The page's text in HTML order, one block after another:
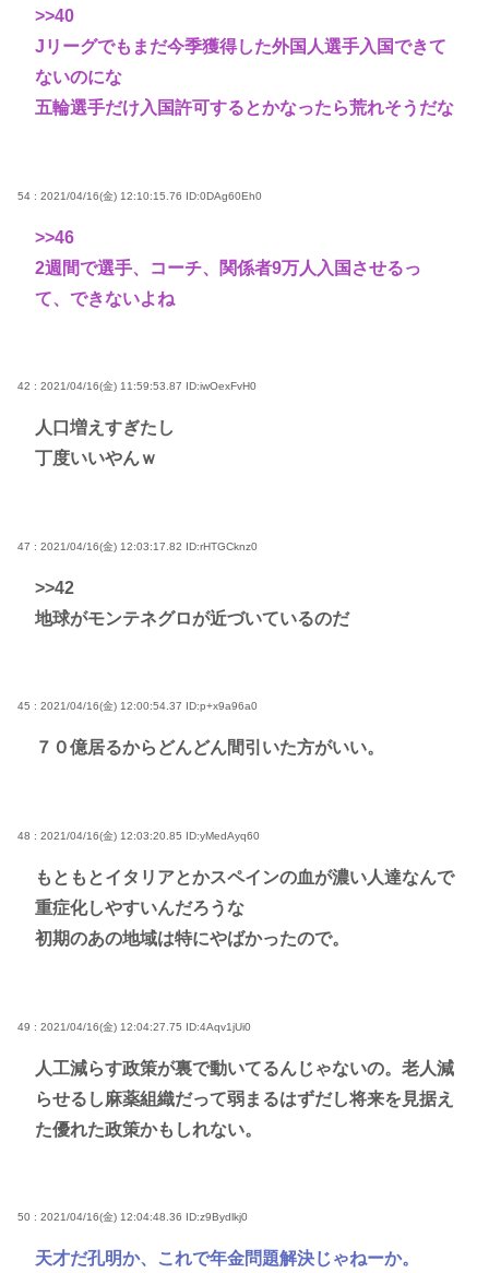
>>40
Jリーグでもまだ今季獲得した外国人選手入国できて
ないのにな
五輪選手だけ入国許可するとかなったら荒れそうだな
54 : 2021/04/16(金) 12:10:15.76 ID:0DAg60Eh0
>>46
2週間で選手、コーチ、関係者9万人入国させるっ
て、できないよね
42 : 2021/04/16(金) 11:59:53.87 ID:iwOexFvH0
人口増えすぎたし
丁度いいやんｗ
47 : 2021/04/16(金) 12:03:17.82 ID:rHTGCknz0
>>42
地球がモンテネグロが近づいているのだ
45 : 2021/04/16(金) 12:00:54.37 ID:p+x9a96a0
７０億居るからどんどん間引いた方がいい。
48 : 2021/04/16(金) 12:03:20.85 ID:yMedAyq60
もともとイタリアとかスペインの血が濃い人達なんで
重症化しやすいんだろうな
初期のあの地域は特にやばかったので。
49 : 2021/04/16(金) 12:04:27.75 ID:4Aqv1jUi0
人工減らす政策が裏で動いてるんじゃないの。老人減
らせるし麻薬組織だって弱まるはずだし将来を見据え
た優れた政策かもしれない。
50 : 2021/04/16(金) 12:04:48.36 ID:z9Bydlkj0
天才だ孔明か、これで年金問題解決じゃねーか。